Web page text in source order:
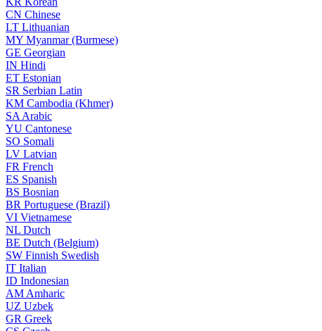
CN Chinese
LT Lithuanian
MY Myanmar (Burmese)
GE Georgian
IN Hindi
ET Estonian
SR Serbian Latin
KM Cambodia (Khmer)
SA Arabic
YU Cantonese
SO Somali
LV Latvian
FR French
ES Spanish
BS Bosnian
BR Portuguese (Brazil)
VI Vietnamese
NL Dutch
BE Dutch (Belgium)
SW Finnish Swedish
IT Italian
ID Indonesian
AM Amharic
UZ Uzbek
GR Greek